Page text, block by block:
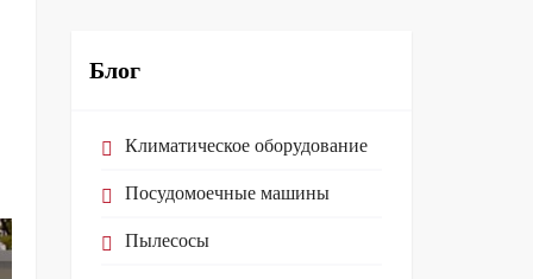
Блог
Климатическое оборудование
Посудомоечные машины
Пылесосы